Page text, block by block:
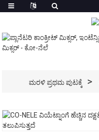
ಮರಳಿ ಪ್ರಥಮ ಪುಟಕ್ಕೆ